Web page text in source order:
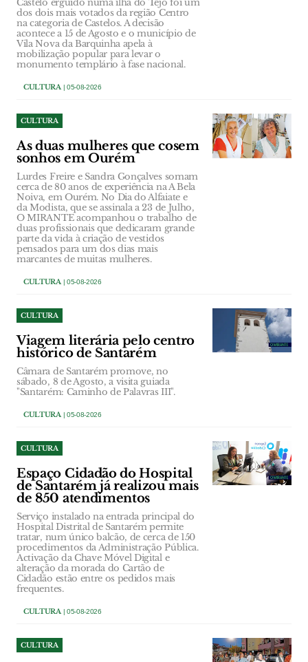
Castelo erguido numa ilha do Tejo foi um
dos dois mais votados da região Centro
na categoria de Castelos. A decisão
acontece a 15 de Agosto e o município de
Vila Nova da Barquinha apela à
mobilização popular para levar o
monumento templário à fase nacional.
CULTURA | 05-08-2026
CULTURA
As duas mulheres que cosem
sonhos em Ourém
Lurdes Freire e Sandra Gonçalves somam
cerca de 80 anos de experiência na A Bela
Noiva, em Ourém. No Dia do Alfaiate e
da Modista, que se assinala a 23 de Julho,
O MIRANTE acompanhou o trabalho de
duas profissionais que dedicaram grande
parte da vida à criação de vestidos
pensados para um dos dias mais
marcantes de muitas mulheres.
CULTURA | 05-08-2026
CULTURA
Viagem literária pelo centro
histórico de Santarém
Câmara de Santarém promove, no
sábado, 8 de Agosto, a visita guiada
"Santarém: Caminho de Palavras III".
CULTURA | 05-08-2026
CULTURA
Espaço Cidadão do Hospital
de Santarém já realizou mais
de 850 atendimentos
Serviço instalado na entrada principal do
Hospital Distrital de Santarém permite
tratar, num único balcão, de cerca de 150
procedimentos da Administração Pública.
Activação da Chave Móvel Digital e
alteração da morada do Cartão de
Cidadão estão entre os pedidos mais
frequentes.
CULTURA | 05-08-2026
CULTURA